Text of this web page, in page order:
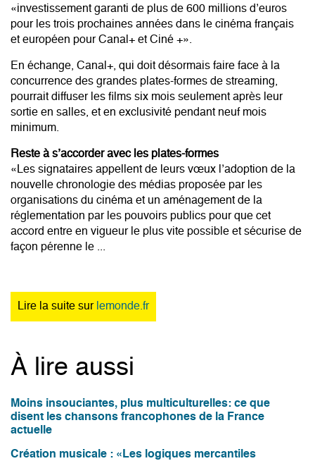
«investissement garanti de plus de 600 millions d’euros
pour les trois prochaines années dans le cinéma français
et européen pour Canal+ et Ciné +».
En échange, Canal+, qui doit désormais faire face à la
concurrence des grandes plates-formes de streaming,
pourrait diffuser les films six mois seulement après leur
sortie en salles, et en exclusivité pendant neuf mois
minimum.
Reste à s’accorder avec les plates-formes
«Les signataires appellent de leurs vœux l’adoption de la
nouvelle chronologie des médias proposée par les
organisations du cinéma et un aménagement de la
réglementation par les pouvoirs publics pour que cet
accord entre en vigueur le plus vite possible et sécurise de
façon pérenne le ...
Lire la suite sur lemonde.fr
À lire aussi
Moins insouciantes, plus multiculturelles: ce que
disent les chansons francophones de la France
actuelle
Création musicale : «Les logiques mercantiles